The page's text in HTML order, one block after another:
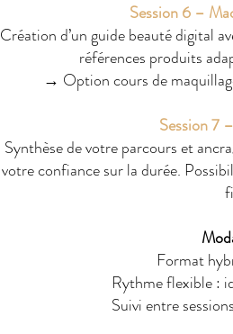
Session 6 –
Création d’un guide beauté digital
références produits
→ Option cours de
Session 7
Synthèse de votre parcours et
votre confiance sur la durée.
Format
Rythme flexible :
Suivi entre